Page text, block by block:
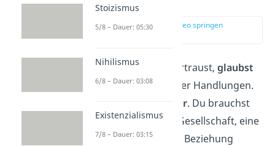
zur Stelle im Video springen
Wenn du jemandem vertraust, glaubst
du seinen Aussagen oder Handlungen.
wahr. Du brauchst
Vertrauen, damit eine Gesellschaft, eine
Freundschaft oder eine Beziehung
Stoizismus
5/8 – Dauer: 05:30
Nihilismus
6/8 – Dauer: 03:08
Existenzialismus
7/8 – Dauer: 03:15